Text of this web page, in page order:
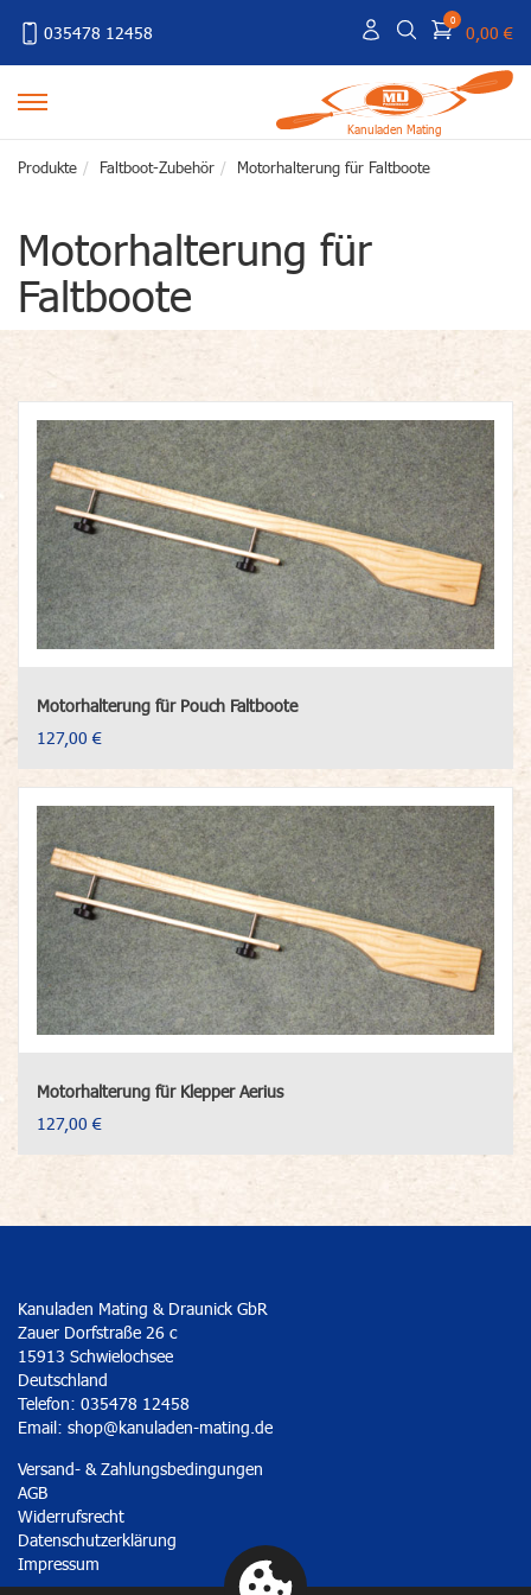
035478 12458
0
0,00 €
Kanuladen Mating
Produkte Faltboot-Zubehör Motorhalterung für Faltboote
Motorhalterung für
Faltboote
Motorhalterung für Pouch Faltboote
127,00 €
Motorhalterung für Klepper Aerius
127,00 €
Kanuladen Mating & Draunick GbR
Zauer Dorfstraße 26 c
15913 Schwielochsee
Deutschland
Telefon: 035478 12458
Email: shop@kanuladen-mating.de
Versand- & Zahlungsbedingungen
AGB
Widerrufsrecht
Datenschutzerklärung
Impressum